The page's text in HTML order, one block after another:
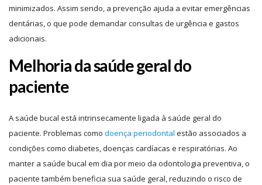
minimizados. Assim sendo, a prevenção ajuda a evitar emergências
dentárias, o que pode demandar consultas de urgência e gastos
adicionais.
Melhoria da saúde geral do
paciente
A saúde bucal está intrinsecamente ligada à saúde geral do
paciente. Problemas como doença periodontal estão associados a
condições como diabetes, doenças cardíacas e respiratórias. Ao
manter a saúde bucal em dia por meio da odontologia preventiva, o
paciente também beneficia sua saúde geral, reduzindo o risco de